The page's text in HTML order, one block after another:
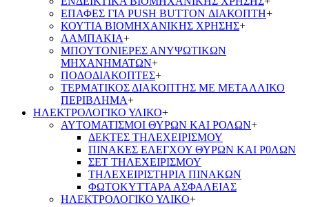
ΕΠΑΦΕΣ ΓΙΑ PUSH BUTTON ΔΙΑΚΟΠΤΗ+
ΚΟΥΤΙΑ ΒΙΟΜΗΧΑΝΙΚΗΣ ΧΡΗΣΗΣ+
ΛΑΜΠΑΚΙΑ+
ΜΠΟΥΤΟΝΙΕΡΕΣ ΑΝΥΨΩΤΙΚΩΝ
ΜΗΧΑΝΗΜΑΤΩΝ+
ΠΟΔΟΔΙΑΚΟΠΤΕΣ+
ΤΕΡΜΑΤΙΚΟΣ ΔΙΑΚΟΠΤΗΣ ΜΕ ΜΕΤΑΛΛΙΚΟ
ΠΕΡΙΒΛΗΜΑ+
ΗΛΕΚΤΡΟΛΟΓΙΚΟ ΥΛΙΚΟ+
ΑΥΤΟΜΑΤΙΣΜΟΙ ΘΥΡΩΝ ΚΑΙ ΡΟΛΩΝ+
ΔΕΚΤΕΣ ΤΗΛΕΧΕΙΡΙΣΜΟΥ
ΠΙΝΑΚΕΣ ΕΛΕΓΧΟΥ ΘΥΡΩΝ ΚΑΙ Ρ0ΛΩΝ
ΣΕΤ ΤΗΛΕΧΕΙΡΙΣΜΟΥ
ΤΗΛΕΧΕΙΡΙΣΤΗΡΙΑ ΠΙΝΑΚΩΝ
ΦΩΤΟΚΥΤΤΑΡΑ ΑΣΦΑΛΕΙΑΣ
ΗΛΕΚΤΡΟΛΟΓΙΚΟ ΥΛΙΚΟ+